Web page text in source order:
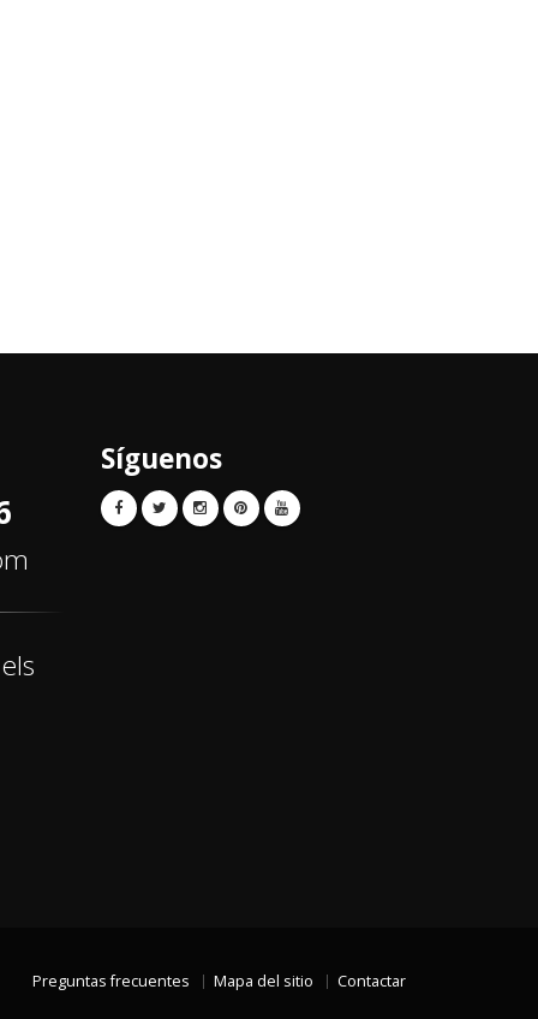
Síguenos
Preguntas frecuentes Mapa del sitio Contactar